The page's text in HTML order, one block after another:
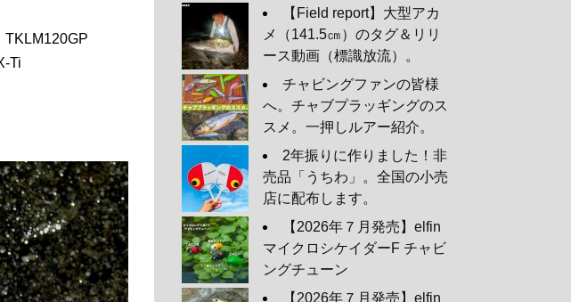
TKLM120GP
Ti
【Field report】大型アカ
メ（141.5㎝）のタグ＆リリ
ース動画（標識放流）。
チャビングファンの皆様
へ。チャブプラッギングのス
スメ。一押しルアー紹介。
2年振りに作りました！非
売品「うちわ」。全国の小売
店に配布します。
【2026年７月発売】elfin
マイクロシケイダーF チャビ
ングチューン
【2026年７月発売】elfin